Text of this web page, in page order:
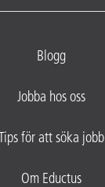
Blogg
Jobba hos oss
Tips för att söka jobb
Om Eductus